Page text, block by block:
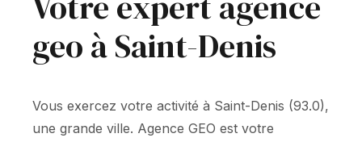
geo à Saint-Denis
Vous exercez votre activité à Saint-Denis (93.0),
une grande ville. Agence GEO est votre